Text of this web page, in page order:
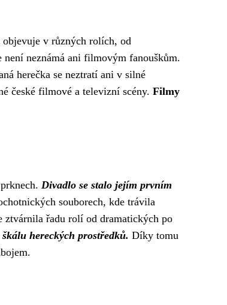
objevuje v různých rolích, od
není neznámá ani filmovým fanouškům.
herečka se neztratí ani v silné
české filmové a televizní scény. Filmy
Divadlo se stalo jejím prvním
souborech, kde trávila
ztvárnila řadu rolí od dramatických po
hereckých prostředků. Díky tomu